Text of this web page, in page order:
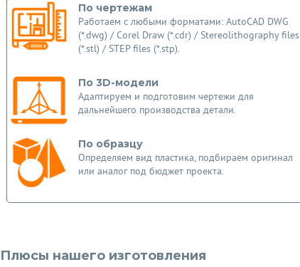
По чертежам
Работаем с любыми форматами: AutoCAD DWG
(*.dwg) / Corel Draw (*.cdr) / Stereolithography files
(*.stl) / STEP files (*.stp).
По 3D-модели
Адаптируем и подготовим чертежи для
дальнейшего производства детали.
По образцу
Определяем вид пластика, подбираем оригинал
или аналог под бюджет проекта.
Плюсы нашего изготовления